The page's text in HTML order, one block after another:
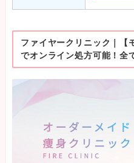
ファイヤークリニック｜【
でオンライン処方可能！全